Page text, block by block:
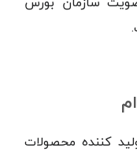
کننده محصولات